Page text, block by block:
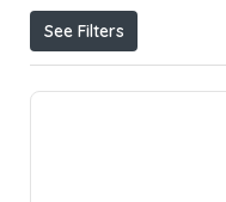
See Filters